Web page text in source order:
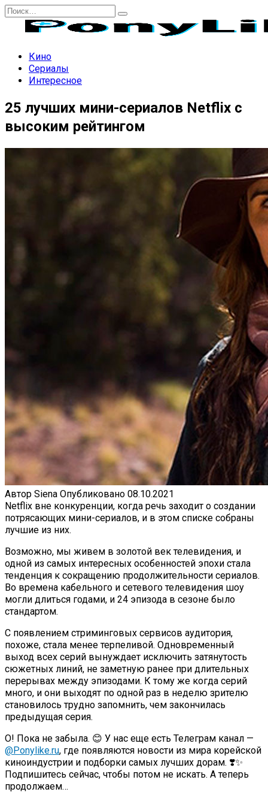
Перейти
содержанию
Search
Кино
Сериалы
Интересное
25 лучших мини-сериалов Netflix с
высоким рейтингом
Автор Siena Опубликовано 08.10.2021
Netflix вне конкуренции, когда речь заходит о создании
потрясающих мини-сериалов, и в этом списке собраны
лучшие из них.
Возможно, мы живем в золотой век телевидения, и
одной из самых интересных особенностей эпохи стала
тенденция к сокращению продолжительности сериалов.
Во времена кабельного и сетевого телевидения шоу
могли длиться годами, и 24 эпизода в сезоне было
стандартом.
С появлением стриминговых сервисов аудитория,
похоже, стала менее терпеливой. Одновременный
выход всех серий вынуждает исключить затянутость
сюжетных линий, не заметную ранее при длительных
перерывах между эпизодами. К тому же когда серий
много, и они выходят по одной раз в неделю зрителю
становилось трудно запомнить, чем закончилась
предыдущая серия.
О! Пока не забыла. 😊 У нас еще есть Телеграм канал —
@Ponylike.ru, где появляются новости из мира корейской
киноиндустрии и подборки самых лучших дорам. ❣️✨
Подпишитесь сейчас, чтобы потом не искать. А теперь
продолжаем…